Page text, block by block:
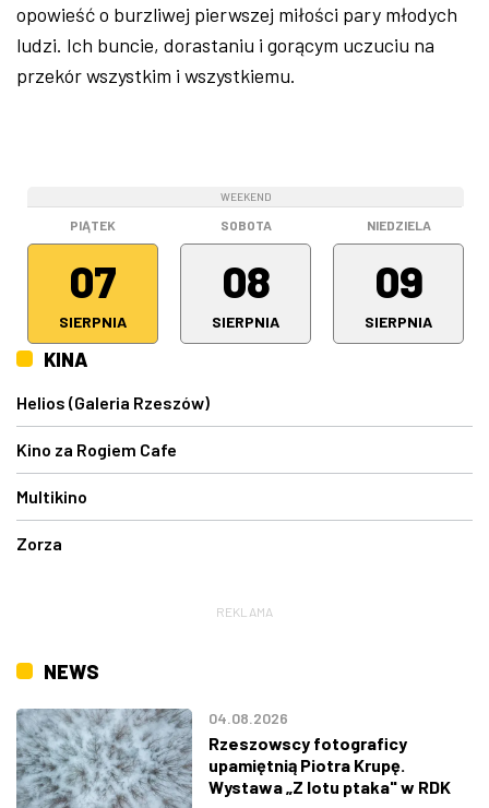
opowieść o burzliwej pierwszej miłości pary młodych
ludzi. Ich buncie, dorastaniu i gorącym uczuciu na
przekór wszystkim i wszystkiemu.
PIĄTEK
07
SIERPNIA
WEEKEND
SOBOTA
08
SIERPNIA
NIEDZIELA
09
SIERPNIA
KINA
Helios (Galeria Rzeszów)
Kino za Rogiem Cafe
Multikino
Zorza
REKLAMA
NEWS
04.08.2026
Rzeszowscy fotograficy
upamiętnią Piotra Krupę.
Wystawa „Z lotu ptaka" w RDK